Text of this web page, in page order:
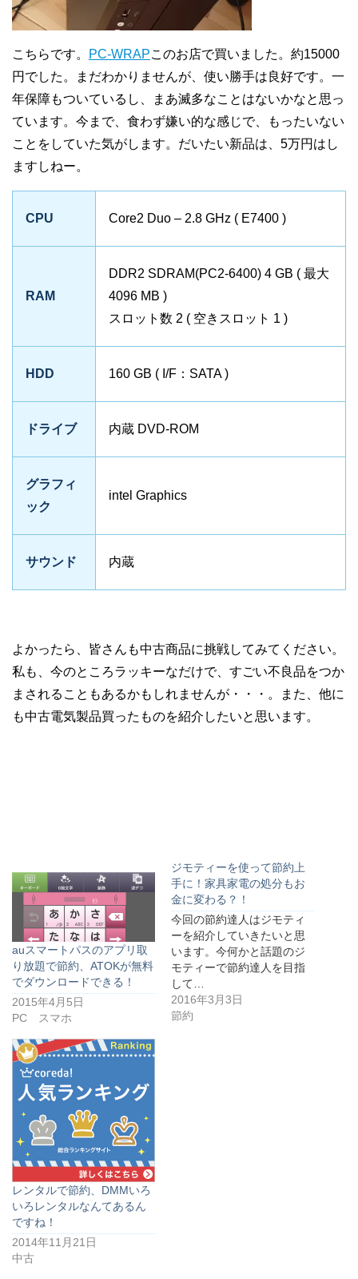
こちらです。 PC-WRAPこのお店で買いました。約15000
円でした。まだわかりませんが、使い勝手は良好です。一
年保障もついているし、まあ滅多なことはないかなと思っ
ています。今まで、食わず嫌い的な感じで、もったいない
ことをしていた気がします。だいたい新品は、5万円はし
ますしねー。
CPU Core2 Duo – 2.8 GHz ( E7400 )
RAM
DDR2 SDRAM(PC2-6400) 4 GB ( 最大
4096 MB )
スロット数 2 ( 空きスロット 1 )
HDD 160 GB ( I/F：SATA )
ドライブ 内蔵 DVD-ROM
グラフィ
ック
intel Graphics
サウンド 内蔵
よかったら、皆さんも中古商品に挑戦してみてください。
私も、今のところラッキーなだけで、すごい不良品をつか
まされることもあるかもしれませんが・・・。また、他に
も中古電気製品買ったものを紹介したいと思います。
auスマートパスのアプリ取
り放題で節約、ATOKが無料
でダウンロードできる！
2015年4月5日
PC スマホ
ジモティーを使って節約上
手に！家具家電の処分もお
金に変わる？！
今回の節約達人はジモティ
ーを紹介していきたいと思
います。今何かと話題のジ
モティーで節約達人を目指
して…
2016年3月3日
節約
レンタルで節約、DMMいろ
いろレンタルなんてあるん
ですね！
2014年11月21日
中古